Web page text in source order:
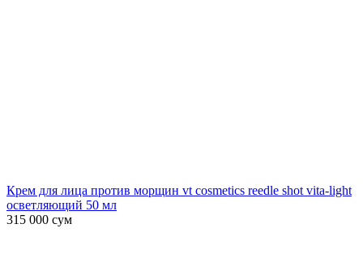
Крем для лица против морщин vt cosmetics reedle shot vita-light
осветляющий 50 мл
315 000 сум